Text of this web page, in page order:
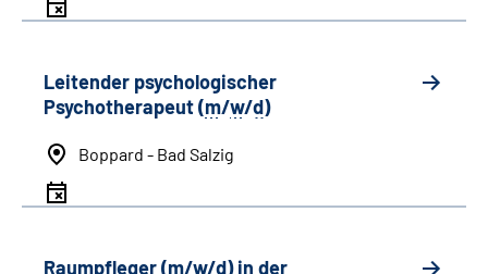
Leitender psychologischer
Psychotherapeut (m/w/d)
Boppard - Bad Salzig
Raumpfleger (m/w/d) in der